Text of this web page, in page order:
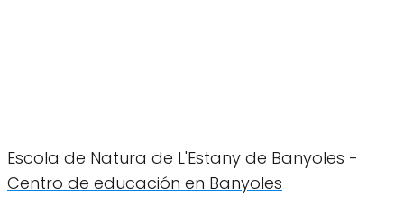
Escola de Natura de L'Estany de Banyoles -
Centro de educación en Banyoles